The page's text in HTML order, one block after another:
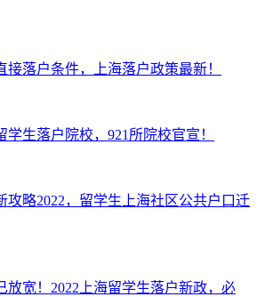
接落户条件，上海落户政策最新！
学生落户院校，921所院校官宣！
攻略2022，留学生上海社区公共户口迁
放宽！2022上海留学生落户新政，必